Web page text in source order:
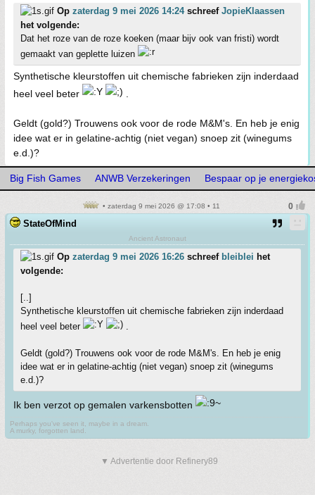
Op zaterdag 9 mei 2026 14:24schreef JopieKlaassen
het volgende:
Dat het roze van de roze koeken (maar bijv ook van fristi) wordt
gemaakt van geplette luizen
Synthetische kleurstoffen uit chemische fabrieken zijn inderdaad
heel veel beter
Geldt (gold?) Trouwens ook voor de rode M&M's. En heb je enig
idee wat er in gelatine-achtig (niet vegan) snoep zit (winegums
e.d.)?
Big Fish Games ANWB Verzekeringen Bespaar op je
• zaterdag 9 mei 2026 @ 17:08 • 11
StateOfMind
Ancient Astronaut
Op zaterdag 9 mei 2026 16:26 schreef bleiblei het
volgende:
[..]
Synthetische kleurstoffen uit chemische fabrieken zijn inderdaad
heel veel beter
Geldt (gold?) Trouwens ook voor de rode M&M's. En heb je enig
idee wat er in gelatine-achtig (niet vegan) snoep zit (winegums
e.d.)?
Ik ben verzot op gemalen varkensbotten
Perhaps you've seen it, maybe in a dream.
A murky, forgotten land.
▼ Advertentie door Refinery89